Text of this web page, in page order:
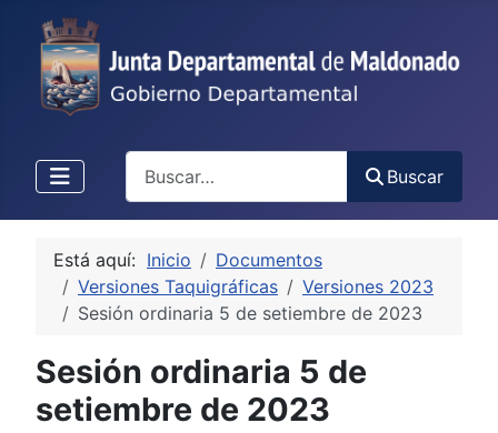
Buscar
Está aquí: Inicio
Documentos
Versiones Taquigráficas
Versiones 2023
Sesión ordinaria 5 de setiembre de 2023
Sesión ordinaria 5 de
setiembre de 2023